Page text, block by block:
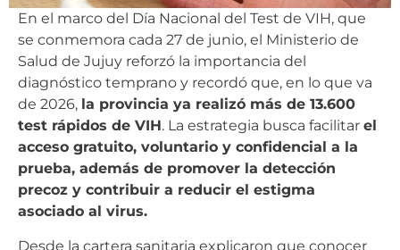
En el marco del Día Nacional del Test de VIH, que
se conmemora cada 27 de junio, el Ministerio de
Salud de Jujuy reforzó la importancia del
diagnóstico temprano y recordó que, en lo que va
de 2026, la provincia ya realizó más de 13.600
test rápidos de VIH. La estrategia busca facilitar el
acceso gratuito, voluntario y confidencial a la
prueba, además de promover la detección
precoz y contribuir a reducir el estigma
asociado al virus.
Desde la cartera sanitaria explicaron que conocer